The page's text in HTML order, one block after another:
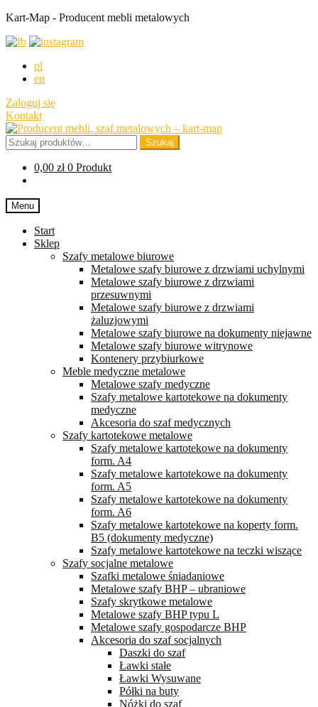
Kart-Map - Producent mebli metalowych
pl
en
Zaloguj się
Kontakt
Przejdź
do
nawigacji
Przejdź
do
treści
Szukaj: Szukaj
0,00 zł 0 Produkt
Menu
Start
Sklep
Szafy metalowe biurowe
Metalowe szafy biurowe z drzwiami uchylnymi
Metalowe szafy biurowe z drzwiami
przesuwnymi
Metalowe szafy biurowe z drzwiami
żaluzjowymi
Metalowe szafy biurowe na dokumenty niejawne
Metalowe szafy biurowe witrynowe
Kontenery przybiurkowe
Meble medyczne metalowe
Metalowe szafy medyczne
Szafy metalowe kartotekowe na dokumenty
medyczne
Akcesoria do szaf medycznych
Szafy kartotekowe metalowe
Szafy metalowe kartotekowe na dokumenty
form. A4
Szafy metalowe kartotekowe na dokumenty
form. A5
Szafy metalowe kartotekowe na dokumenty
form. A6
Szafy metalowe kartotekowe na koperty form.
B5 (dokumenty medyczne)
Szafy metalowe kartotekowe na teczki wiszące
Szafy socjalne metalowe
Szafki metalowe śniadaniowe
Metalowe szafy BHP – ubraniowe
Szafy skrytkowe metalowe
Metalowe szafy BHP typu L
Metalowe szafy gospodarcze BHP
Akcesoria do szaf socjalnych
Daszki do szaf
Ławki stałe
Ławki Wysuwane
Półki na buty
Nóżki do szaf